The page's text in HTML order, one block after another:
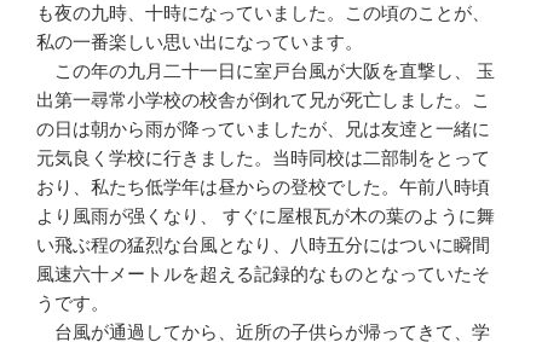
も夜の九時、十時になっていました。この頃のことが、
私の一番楽しい思い出になっています。
この年の九月二十一日に室戸台風が大阪を直撃し、 玉
出第一尋常小学校の校舎が倒れて兄が死亡しました。こ
の日は朝から雨が降っていましたが、兄は友逹と一緒に
元気良く学校に行きました。当時同校は二部制をとって
おり、私たち低学年は昼からの登校でした。午前八時頃
より風雨が强くなり、 すぐに屋根瓦が木の葉のように舞
い飛ぶ程の猛烈な台風となり、八時五分にはついに瞬間
風速六十メートルを超える記録的なものとなっていたそ
うです。
台風が通過してから、近所の子供らが帰ってきて、学